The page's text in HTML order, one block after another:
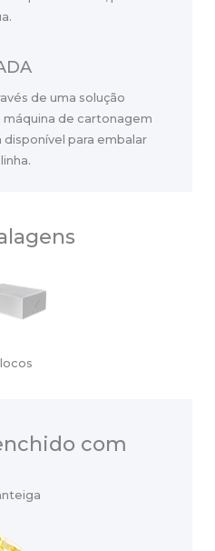
de uma solução
máquina de cartonagem
para embalar
com